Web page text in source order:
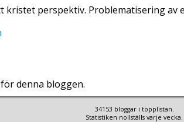
kristet perspektiv. Problematisering av
denna bloggen.
34153 bloggar i topplistan.
Statistiken nollställs varje vecka.